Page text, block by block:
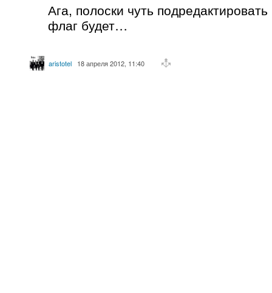
Ага, полоски чуть
флаг будет…
aristotel 18 апреля 2012, 11:40